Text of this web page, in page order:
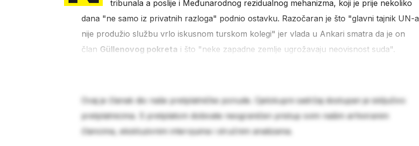
tribunala a poslije i Međunarodnog rezidualnog mehanizma, koji je prije nekoliko
dana "ne samo iz privatnih razloga" podnio ostavku. Razočaran je što "glavni tajnik UN-a
nije produžio službu vrlo iskusnom turskom kolegi" jer vlada u Ankari smatra da je on
član Güllenovog pokreta i što "neke zapadne zemlje ugrožavaju neovisnost suda".
Ovaj je članak dio naše pretplatničke ponude. Cjelokupni sadržaj dostupan je isključivo
pretplatnicima. S pretplatom dobivate neograničen pristup svim našim arhiviranim
člancima, ekskluzivnim intervjuima i stručnim analizama.